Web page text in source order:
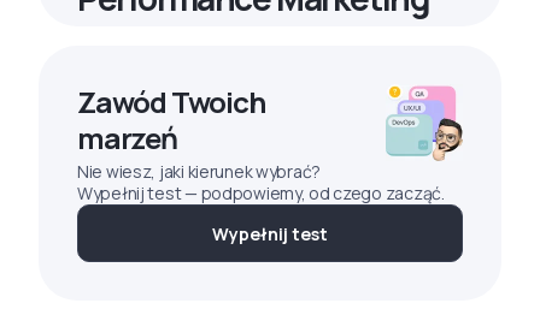
Zawód Twoich
marzeń
Nie wiesz, jaki kierunek wybrać?
Wypełnij test — podpowiemy, od czego zacząć.
Wypełnij test